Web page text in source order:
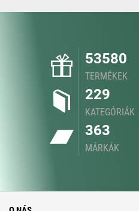
53580
TERMÉKEK
229
KATEGÓRIÁK
363
MÁRKÁK